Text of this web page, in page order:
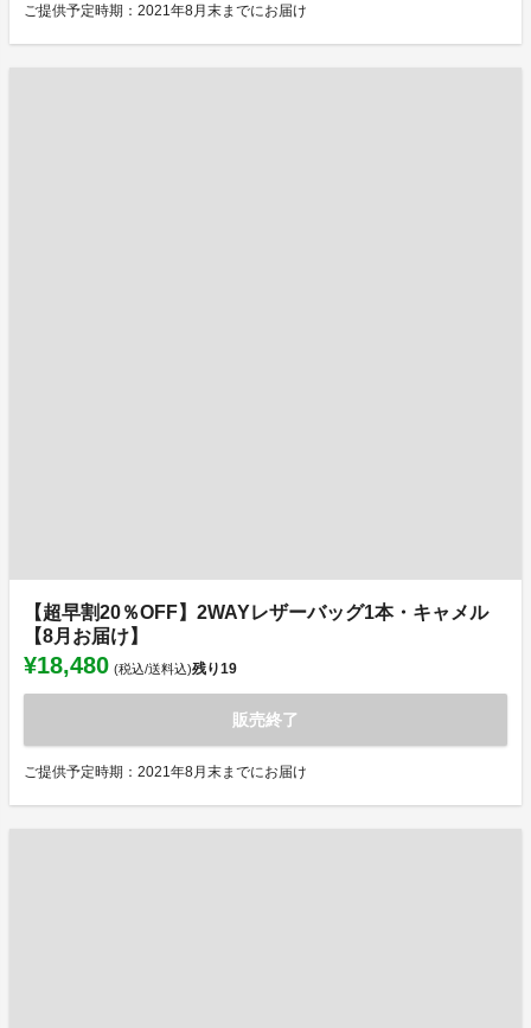
ご提供予定時期：2021年8月末までにお届け
【超早割20％OFF】2WAYレザーバッグ1本・キャメル
【8月お届け】
¥18,480 (税込/送料込)残り19
販売終了
ご提供予定時期：2021年8月末までにお届け